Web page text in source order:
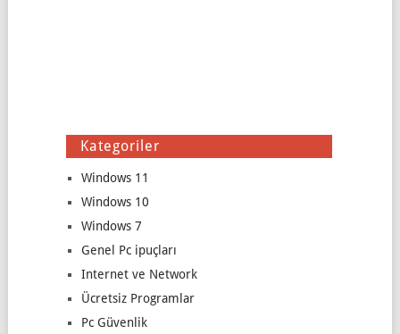
Kategoriler
Windows 11
Windows 10
Windows 7
Genel Pc ipuçları
Internet ve Network
Ücretsiz Programlar
Pc Güvenlik